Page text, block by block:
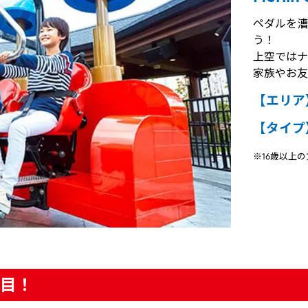
ペダルを
う！
上空では
家族やお
【エリ
【タイ
※16歳以上の
！